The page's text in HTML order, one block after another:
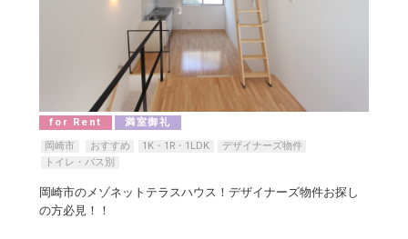
for Rent
満室御礼
岡崎市
おすすめ 1K・1R・1LDK
デザイナーズ物件
トイレ・バス別
岡崎市のメゾネットテラスハウス！デザイナーズ物件お探し
の方必見！！